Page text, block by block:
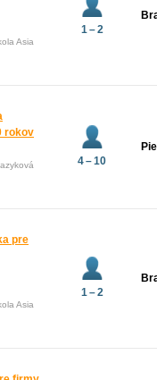
Asia
1 – 2
rokov
4 – 10
pre
Asia
1 – 2